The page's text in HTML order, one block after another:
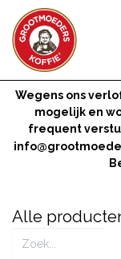
Overslaan naar inhoud
Wegens ons
mogelijk en
frequent
Alle